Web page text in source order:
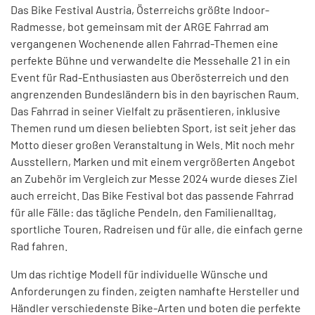
Das Bike Festival Austria, Österreichs größte Indoor-
Radmesse, bot gemeinsam mit der ARGE Fahrrad am
vergangenen Wochenende allen Fahrrad-Themen eine
perfekte Bühne und verwandelte die Messehalle 21 in ein
Event für Rad-Enthusiasten aus Oberösterreich und den
angrenzenden Bundesländern bis in den bayrischen Raum.
Das Fahrrad in seiner Vielfalt zu präsentieren, inklusive
Themen rund um diesen beliebten Sport, ist seit jeher das
Motto dieser großen Veranstaltung in Wels. Mit noch mehr
Ausstellern, Marken und mit einem vergrößerten Angebot
an Zubehör im Vergleich zur Messe 2024 wurde dieses Ziel
auch erreicht. Das Bike Festival bot das passende Fahrrad
für alle Fälle: das tägliche Pendeln, den Familienalltag,
sportliche Touren, Radreisen und für alle, die einfach gerne
Rad fahren.
Um das richtige Modell für individuelle Wünsche und
Anforderungen zu finden, zeigten namhafte Hersteller und
Händler verschiedenste Bike-Arten und boten die perfekte